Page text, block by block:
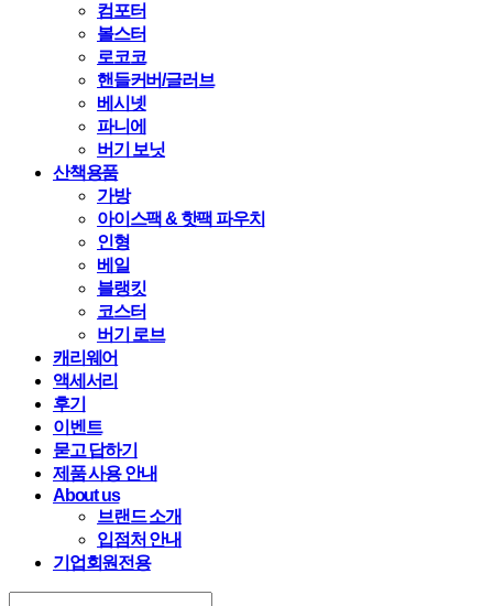
컴포터
볼스터
로코코
핸들커버/글러브
베시넷
파니에
버기 보닛
산책용품
가방
아이스팩 & 핫팩 파우치
인형
베일
블랭킷
코스터
버기 로브
캐리웨어
액세서리
후기
이벤트
묻고 답하기
제품 사용 안내
About us
브랜드 소개
입점처 안내
기업회원전용